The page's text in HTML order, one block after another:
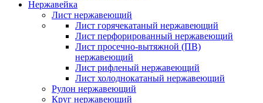
Нержавейка
Лист нержавеющий
Лист горячекатаный нержавеющий
Лист перфорированный нержавеющий
Лист просечно-вытяжной (ПВ)
нержавеющий
Лист рифленый нержавеющий
Лист холоднокатаный нержавеющий
Рулон нержавеющий
Круг нержавеющий